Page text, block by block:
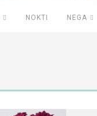
NOKTI NEGA